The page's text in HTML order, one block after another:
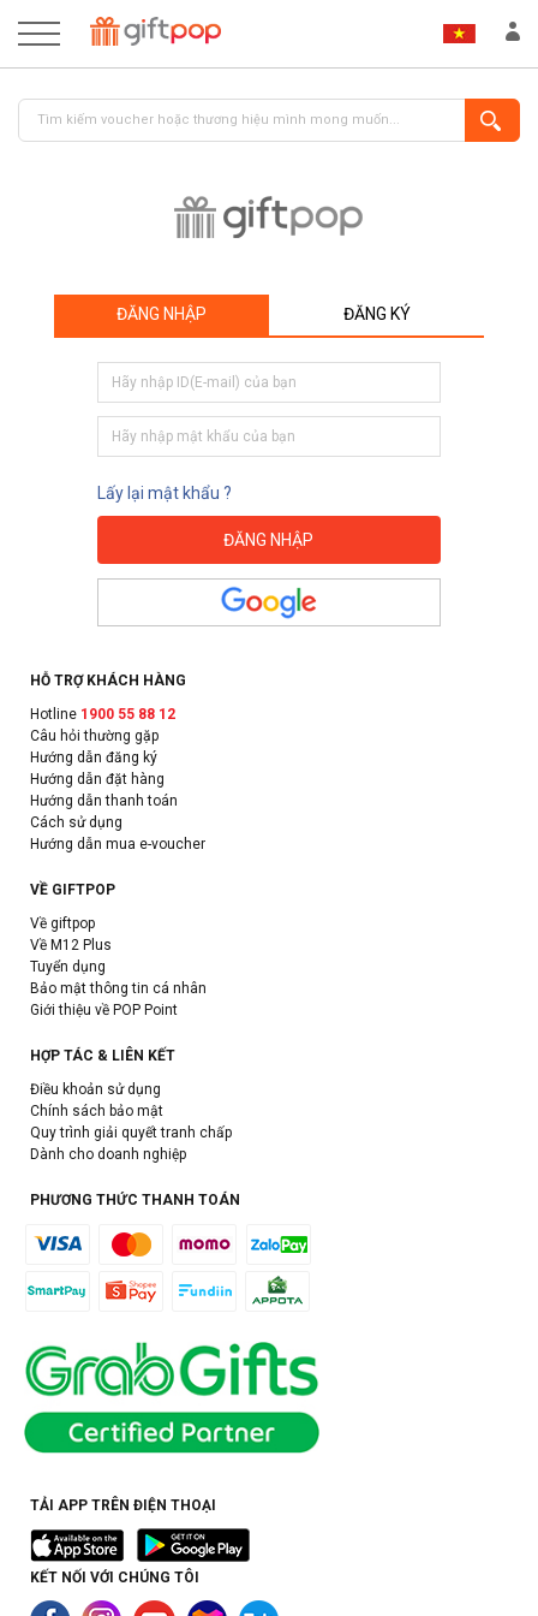
ĐĂNG NHẬP ĐĂNG KÝ
Lấy lại mật khẩu ?
HỖ TRỢ KHÁCH HÀNG
Hotline 1900 55 88 12
Câu hỏi thường gặp
Hướng dẫn đăng ký
Hướng dẫn đặt hàng
Hướng dẫn thanh toán
Cách sử dụng
Hướng dẫn mua e-voucher
VỀ GIFTPOP
Về giftpop
Về M12 Plus
Tuyển dụng
Bảo mật thông tin cá nhân
Giới thiệu về POP Point
HỢP TÁC & LIÊN KẾT
Điều khoản sử dụng
Chính sách bảo mật
Quy trình giải quyết tranh chấp
Dành cho doanh nghiệp
PHƯƠNG THỨC THANH TOÁN
TẢI APP TRÊN ĐIỆN THOẠI
KẾT NỐI VỚI CHÚNG TÔI